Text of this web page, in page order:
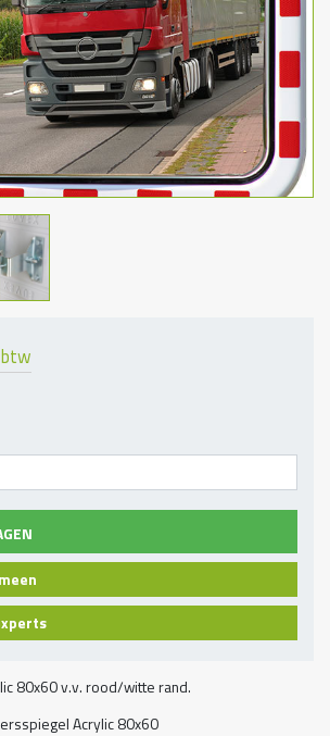
80x60 v.v. rood/witte rand.
Acrylic 80x60